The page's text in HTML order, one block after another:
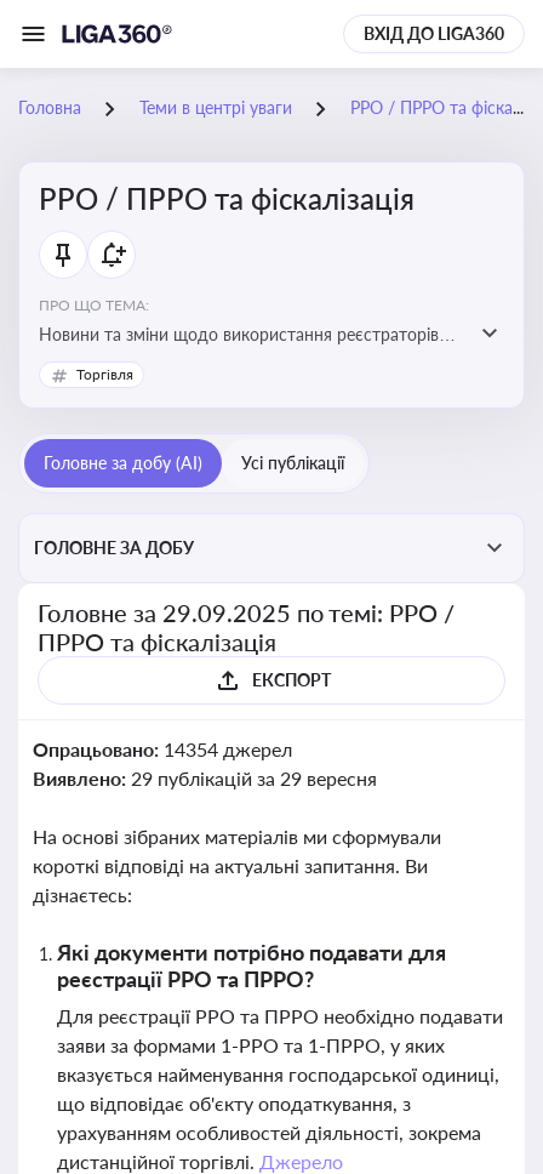
ВХІД ДО LIGA360
Головна Теми в центрі уваги РРО / ПРРО та фіскалізація
РРО / ПРРО та фіскалізація
ПРО ЩО ТЕМА:
Новини та зміни щодо використання реєстраторів
розрахункових операцій, аналіз законодавства про
РРО, позиції ДПС та судів щодо РРО
Торгівля
Головне за добу (AI) Усі публікації
ГОЛОВНЕ ЗА ДОБУ
Головне за 29.09.2025 по темі: РРО /
ПРРО та фіскалізація
ЕКСПОРТ
Опрацьовано: 14354 джерел
Виявлено: 29 публікацій за 29 вересня
На основі зібраних матеріалів ми сформували
короткі відповіді на актуальні запитання. Ви
дізнаєтесь:
Які документи потрібно подавати для
реєстрації РРО та ПРРО?
Для реєстрації РРО та ПРРО необхідно подавати
заяви за формами 1-РРО та 1-ПРРО, у яких
вказується найменування господарської одиниці,
що відповідає об'єкту оподаткування, з
урахуванням особливостей діяльності, зокрема
дистанційної торгівлі. Джерело